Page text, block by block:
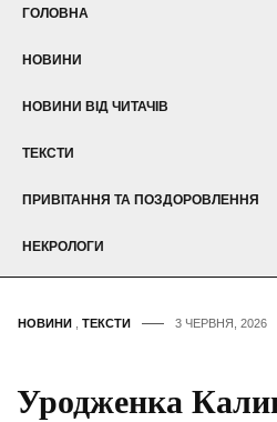
ГОЛОВНА
НОВИНИ
НОВИНИ ВІД ЧИТАЧІВ
ТЕКСТИ
ПРИВІТАННЯ ТА ПОЗДОРОВЛЕННЯ
НЕКРОЛОГИ
НОВИНИ ТЕКСТИ 3 ЧЕРВНЯ, 2026
Уродженка